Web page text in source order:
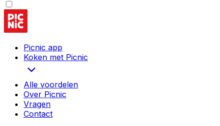
Picnic app
Koken met Picnic
Alle voordelen
Over Picnic
Vragen
Contact